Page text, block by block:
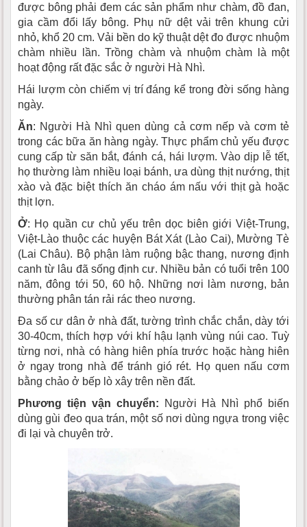
được bông phải đem các sản phẩm như chàm, đồ đan,
gia cầm đổi lấy bông. Phụ nữ dệt vải trên khung cửi
nhỏ, khổ 20 cm. Vải bền do kỹ thuật dệt đo được nhuộm
chàm nhiều lần. Trồng chàm và nhuộm chàm là một
hoạt động rất đặc sắc ở người Hà Nhì.
Hái lượm còn chiếm vị trí đáng kể trong đời sống hàng
ngày.
Ăn: Người Hà Nhì quen dùng cả cơm nếp và cơm tẻ
trong các bữa ăn hàng ngày. Thực phẩm chủ yếu được
cung cấp từ săn bắt, đánh cá, hái lượm. Vào dịp lễ tết,
họ thường làm nhiều loại bánh, ưa dùng thịt nướng, thịt
xào và đặc biệt thích ăn cháo ám nấu với thịt gà hoặc
thịt lợn.
Ở: Họ quần cư chủ yếu trên dọc biên giới Việt-Trung,
Việt-Lào thuộc các huyện Bát Xát (Lào Cai), Mường Tè
(Lai Châu). Bộ phận làm ruộng bậc thang, nương định
canh từ lâu đã sống định cư. Nhiều bản có tuổi trên 100
năm, đông tới 50, 60 hộ. Những nơi làm nương, bản
thường phân tán rải rác theo nương.
Ða số cư dân ở nhà đất, tường trình chắc chắn, dày tới
30-40cm, thích hợp với khí hậu lạnh vùng núi cao. Tuỳ
từng nơi, nhà có hàng hiên phía trước hoặc hàng hiên
ở ngay trong nhà để tránh gió rét. Họ quen nấu cơm
bằng chảo ở bếp lò xây trên nền đất.
Phương tiện vận chuyển: Người Hà Nhì phổ biến
dùng gùi đeo qua trán, một số nơi dùng ngựa trong việc
đi lại và chuyên trở.